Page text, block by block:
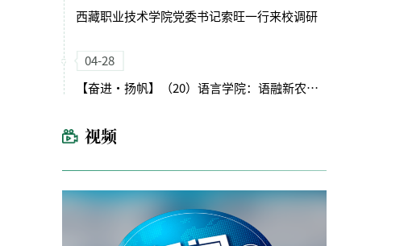
西藏职业技术学院党委书记索旺一行来校调研
04-28
【奋进・扬帆】（20）语言学院：语融新农启征程 文润育人谱新篇
视频